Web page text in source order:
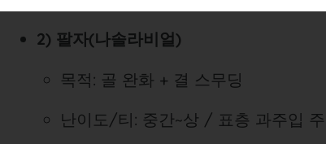
2) 팔자(나솔라비얼)
목적: 골 완화 + 결 스무딩
난이도/티: 중간~상 / 표층 과주입